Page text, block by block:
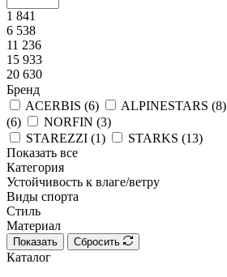
1 841
6 538
11 236
15 933
20 630
Бренд
ACERBIS (6) ALPINESTARS (8)
(6) NORFIN (3)
STAREZZI (1) STARKS (13)
Показать все
Категория
Устойчивость к влаге/ветру
Виды спорта
Стиль
Материал
Показать Сбросить
Каталог